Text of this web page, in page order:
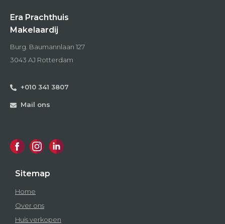
Era Prachthuis
Makelaardij
Burg. Baumannlaan 127
3043 AJ Rotterdam
+010 341 3807
Mail ons
Sitemap
Home
Over ons
Huis verkopen